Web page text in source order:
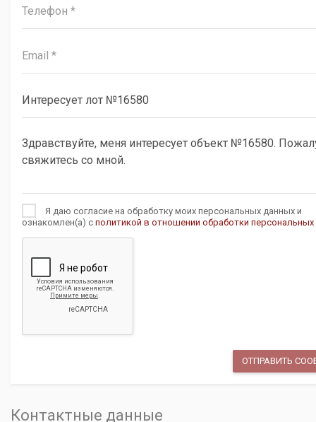
Я даю согласие на обработку моих персональных данных и
ознакомлен(а) с политикой в отношении обработки
Контактные данные